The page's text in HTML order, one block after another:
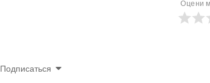
Оцени
Подписаться